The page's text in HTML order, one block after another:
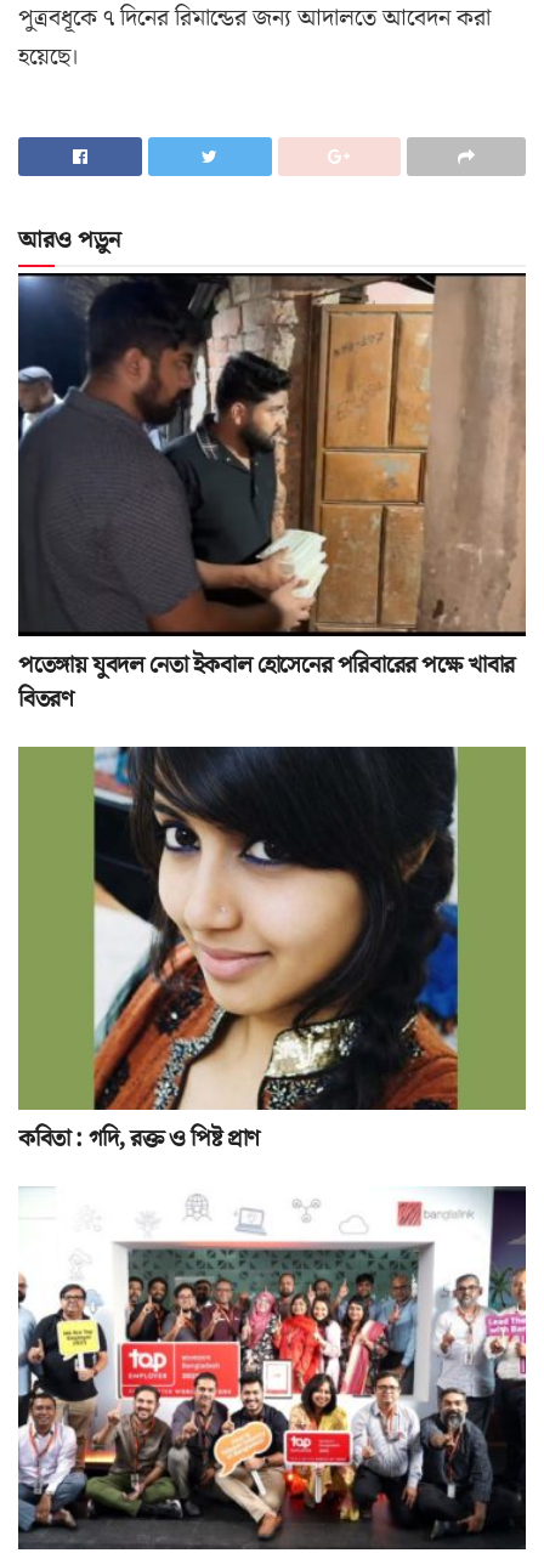
পুত্রবধূকে ৭ দিনের রিমান্ডের জন্য আদালতে আবেদন করা
হয়েছে।
আরও পড়ুন
পতেঙ্গায় যুবদল নেতা ইকবাল হোসেনের পরিবারের পক্ষে খাবার
বিতরণ
কবিতা : গদি, রক্ত ও পিষ্ট প্রাণ